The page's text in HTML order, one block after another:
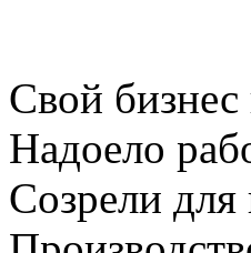
Свой
Надоело
Созрели для